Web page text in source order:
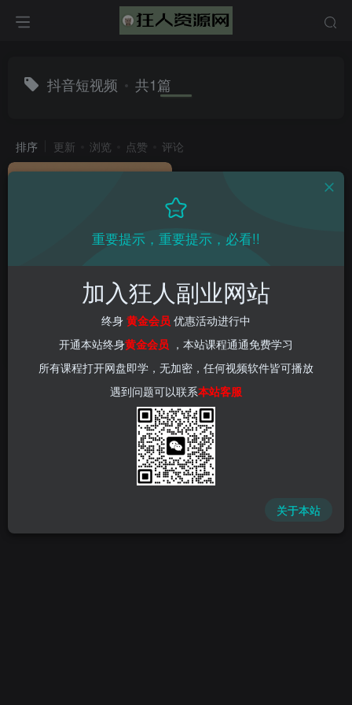
抖音短视频 共1篇
排序 更新 浏览 点赞 评论
（9037期）无需养号，定制网
名头像新玩法！抖音爆火，简
单易操作，轻松日入300+
网赚项目 新媒体项目 网赚项目
2年前 4
重要提示，重要提示，必看!!
加入狂人副业网站
终身 黄金会员 优惠活动进行中
开通本站终身黄金会员 ，本站课程通通免费学习
所有课程打开网盘即学，无加密，任何视频软件皆可播放
遇到问题可以联系本站客服
关于本站